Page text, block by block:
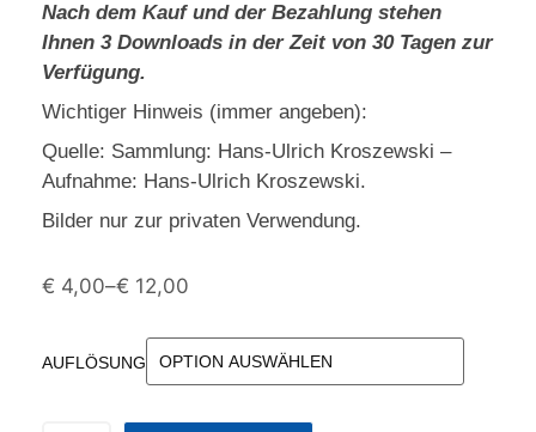
Nach dem Kauf und der Bezahlung stehen
Ihnen 3 Downloads in der Zeit von 30 Tagen zur
Verfügung.
Wichtiger Hinweis (immer angeben):
Quelle: Sammlung: Hans-Ulrich Kroszewski –
Aufnahme: Hans-Ulrich Kroszewski.
Bilder nur zur privaten Verwendung.
€ 4,00–€ 12,00
AUFLÖSUNG